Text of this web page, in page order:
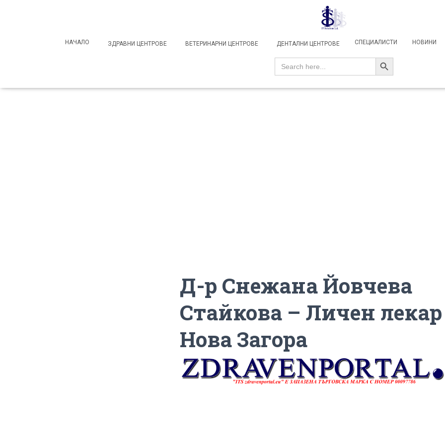
НАЧАЛО ЗДРАВНИ ЦЕНТРОВЕ ВЕТЕРИНАРНИ ЦЕНТРОВЕ ДЕНТАЛНИ ЦЕНТРОВЕ СПЕЦИАЛИСТИ НОВИНИ
Search
SEARCH BUTTON
Д-р Снежана Йовчева
Стайкова – Личен лекар
Нова Загора